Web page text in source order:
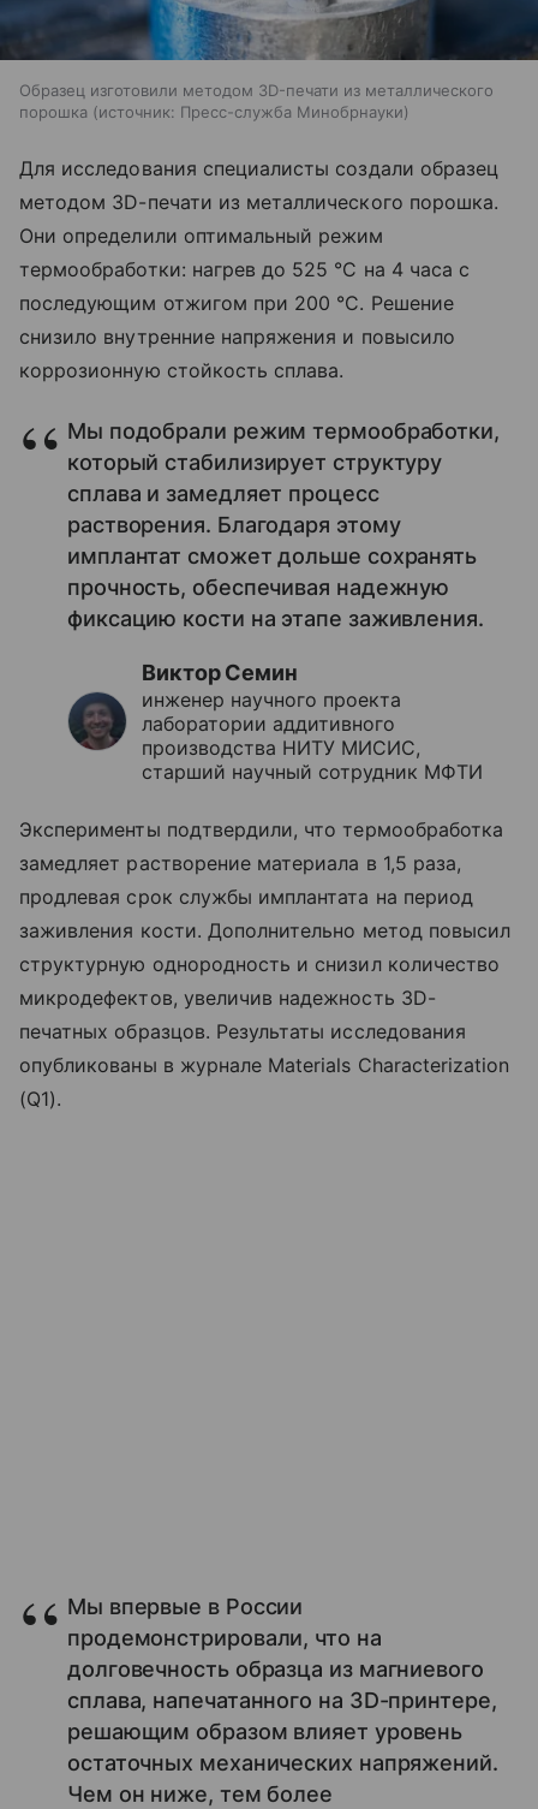
Образец изготовили методом 3D-печати из металлического
порошка
источник: Пресс-служба Минобрнауки
Для исследования специалисты создали образец
методом 3D-печати из металлического порошка.
Они определили оптимальный режим
термообработки: нагрев до 525 °C на 4 часа с
последующим отжигом при 200 °C. Решение
снизило внутренние напряжения и повысило
коррозионную стойкость сплава.
Мы подобрали режим термообработки,
который стабилизирует структуру
сплава и замедляет процесс
растворения. Благодаря этому
имплантат сможет дольше сохранять
прочность, обеспечивая надежную
фиксацию кости на этапе заживления.
Виктор Семин
инженер научного проекта
лаборатории аддитивного
производства НИТУ МИСИС,
старший научный сотрудник МФТИ
Эксперименты подтвердили, что термообработка
замедляет растворение материала в 1,5 раза,
продлевая срок службы имплантата на период
заживления кости. Дополнительно метод повысил
структурную однородность и снизил количество
микродефектов, увеличив надежность 3D-
печатных образцов. Результаты исследования
опубликованы в журнале Materials Characterization
(Q1).
Мы впервые в России
продемонстрировали, что на
долговечность образца из магниевого
сплава, напечатанного на 3D-принтере,
решающим образом влияет уровень
остаточных механических напряжений.
Чем он ниже, тем более